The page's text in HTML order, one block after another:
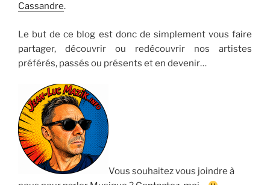
Cassandre.
Le but de ce blog est donc de simplement vous faire
partager, découvrir ou redécouvrir nos artistes
préférés, passés ou présents et en devenir…
Vous souhaitez vous joindre à